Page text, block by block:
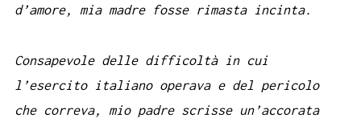
d’amore, mia madre fosse rimasta incinta.
Consapevole delle difficoltà in cui
l’esercito italiano operava e del pericolo
che correva, mio padre scrisse un’accorata